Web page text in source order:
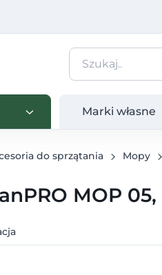
Marki własne
do sprzątania Mopy
MOP